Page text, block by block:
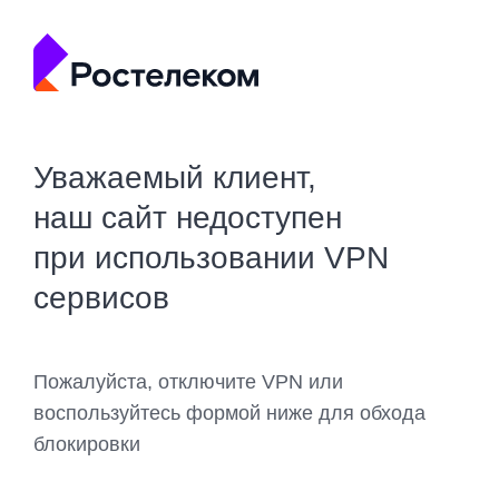
Уважаемый клиент,
наш сайт недоступен
при использовании VPN
сервисов
Пожалуйста, отключите VPN или
воспользуйтесь формой ниже для обхода
блокировки